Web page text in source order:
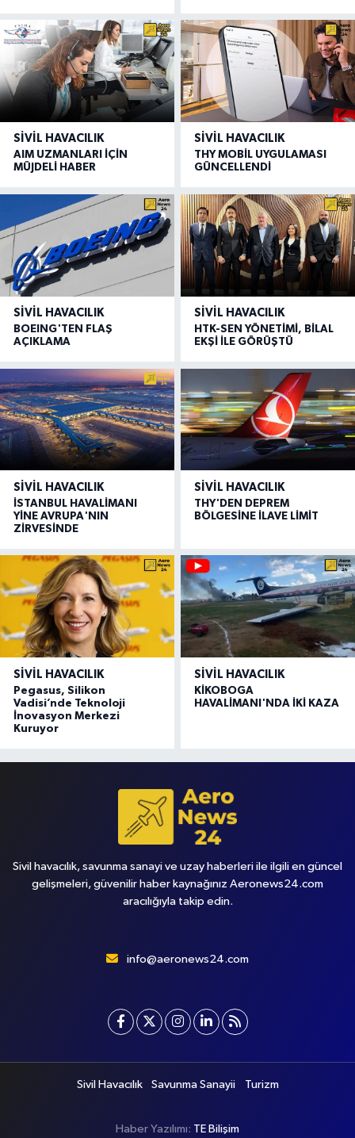
SIVIL HAVACILIK
AIM UZMANLARI İÇİN
MÜJDELİ HABER
SIVIL HAVACILIK
THY MOBİL UYGULAMASI
GÜNCELLENDİ
SIVIL HAVACILIK
BOEING'TEN FLAŞ
AÇIKLAMA
SIVIL HAVACILIK
HTK-SEN YÖNETİMİ, BİLAL
EKŞİ İLE GÖRÜŞTÜ
SIVIL HAVACILIK
İSTANBUL HAVALİMANI
YİNE AVRUPA'NIN
ZİRVESİNDE
SIVIL HAVACILIK
THY'DEN DEPREM
BÖLGESİNE İLAVE LİMİT
SIVIL HAVACILIK
Pegasus, Silikon
Vadisi’nde Teknoloji
İnovasyon Merkezi
Kuruyor
SIVIL HAVACILIK
KİKOBOGA
HAVALİMANI'NDA İKİ KAZA
Sivil havacılık, savunma sanayi ve uzay haberleri ile ilgili en güncel
gelişmeleri, güvenilir haber kaynağınız Aeronews24.com
aracılığıyla takip edin.
info@aeronews24.com
Sivil Havacılık Savunma Sanayii Turizm
Haber Yazılımı: TE Bilişim